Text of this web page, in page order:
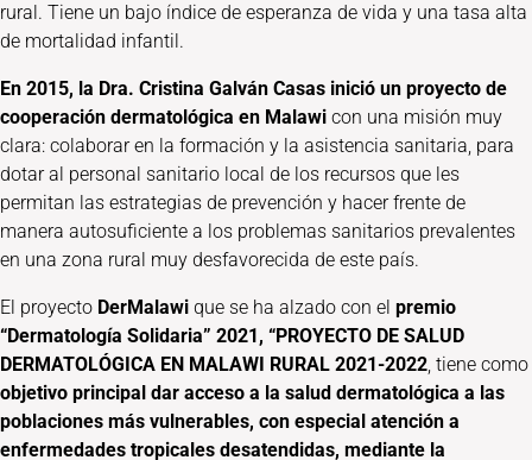
rural. Tiene un bajo índice de esperanza de vida y una tasa alta
de mortalidad infantil.
En 2015, la Dra. Cristina Galván Casas inició un proyecto de
cooperación dermatológica en Malawi con una misión muy
clara: colaborar en la formación y la asistencia sanitaria, para
dotar al personal sanitario local de los recursos que les
permitan las estrategias de prevención y hacer frente de
manera autosuficiente a los problemas sanitarios prevalentes
en una zona rural muy desfavorecida de este país.
El proyecto DerMalawi que se ha alzado con el premio
“Dermatología Solidaria” 2021, “PROYECTO DE SALUD
DERMATOLÓGICA EN MALAWI RURAL 2021-2022, tiene como
objetivo principal dar acceso a la salud dermatológica a las
poblaciones más vulnerables, con especial atención a
enfermedades tropicales desatendidas, mediante la